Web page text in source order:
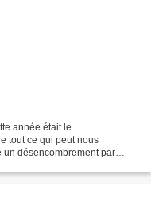
année était le
tout ce qui peut nous
un désencombrement par